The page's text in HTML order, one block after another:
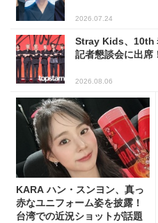
2026.07.24
Stray Kids、10th
記者懇談会に出席
2026.08.06
KARA ハン・スンヨン、真っ
赤なユニフォーム姿を披露！
台湾での近況ショットが話題